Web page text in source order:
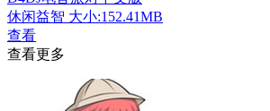
休闲益智 大小:152.41MB
查看
查看更多